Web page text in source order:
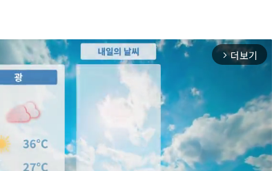
arrow_forward_ios 더보기